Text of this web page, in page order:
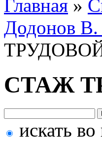
Главная »
Додонов
СТАЖ
искать во